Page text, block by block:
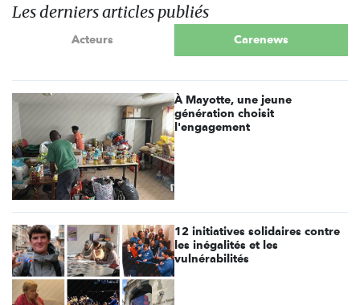
Les derniers articles publiés
Acteurs Carenews
À Mayotte, une jeune
génération choisit
l'engagement
12 initiatives solidaires contre
les inégalités et les
vulnérabilités